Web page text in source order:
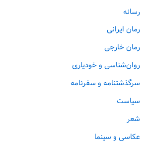
رسانه
رمان ایرانی
رمان خارجی
روان‌‌شناسی و خودیاری
سرگذشتنامه و سفرنامه
سیاست
شعر
عکاسی و سینما